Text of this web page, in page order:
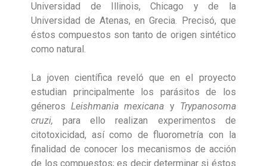
Universidad de Illinois, Chicago y de la
Universidad de Atenas, en Grecia. Precisó, que
éstos compuestos son tanto de origen sintético
como natural.
La joven científica reveló que en el proyecto
estudian principalmente los parásitos de los
génerosLeishmania mexicana y Trypanosoma
cruzi, para ello realizan experimentos de
citotoxicidad, así como de fluorometría con la
finalidad de conocer los mecanismos de acción
de los compuestos; es decir determinar si éstos